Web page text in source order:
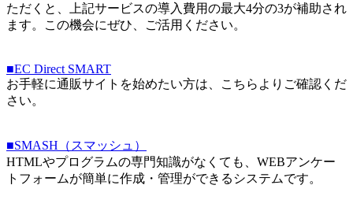
ただくと、上記サービスの導入費用の最大4分の3が補助され
ます。この機会にぜひ、ご活用ください。
■EC Direct SMART
お手軽に通販サイトを始めたい方は、こちらよりご確認くだ
さい。
■SMASH（スマッシュ）
HTMLやプログラムの専門知識がなくても、WEBアンケー
トフォームが簡単に作成・管理ができるシステムです。